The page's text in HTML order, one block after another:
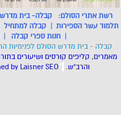
רשת אתרי הסולם: קבלה- בית
תלמוד עשר הספירות | קבלה למתחיל
| חנות ספרי קבלה |
קבלה - בית מדרש הסולם לפנימיות
מאמרים, קליפים קורסים ושיעורים
והרב"ש. *
by LaisnerSEO